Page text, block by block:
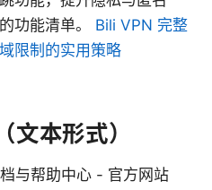
功能清单。 Bili VPN 完整
限制的实用策略
文本形式）
与帮助中心 - 官方网站